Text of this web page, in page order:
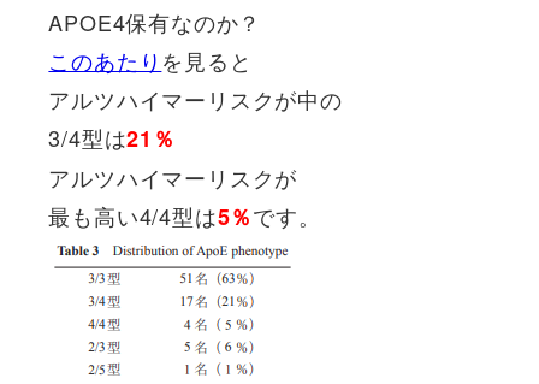
APOE4保有なのか？
このあたり を見ると
アルツハイマーリスクが中の
3/4型は21％
アルツハイマーリスクが
最も高い4/4型は5％です。